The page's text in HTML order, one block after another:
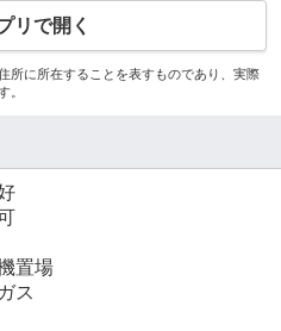
リで開く
所に所在することを表すものであり、実際
。
置場
ス